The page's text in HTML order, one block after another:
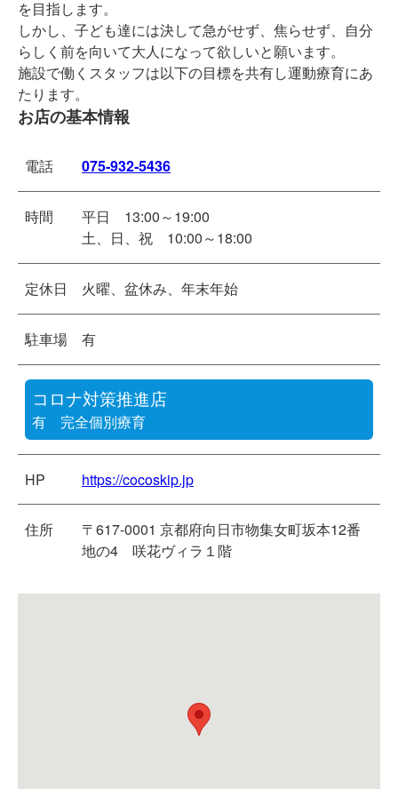
を目指します。
しかし、子ども達には決して急がせず、焦らせず、自分
らしく前を向いて大人になって欲しいと願います。
施設で働くスタッフは以下の目標を共有し運動療育にあ
たります。
お店の基本情報
電話 075‐932‐5436
時間
平日 13:00～19:00
土、日、祝 10:00～18:00
定休日 火曜、盆休み、年末年始
駐車場 有
コロナ対策推進店
有 完全個別療育
HP https://cocoskip.jp
住所
〒617-0001 京都府向日市物集女町坂本12番
地の4 咲花ヴィラ１階